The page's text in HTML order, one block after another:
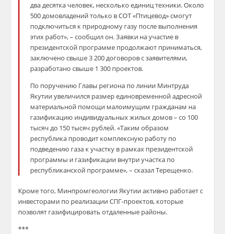
два десятка человек, несколько единиц техники. Около
500 домовладений только в СОТ «Птицевод» смогут
подключиться к природному газу после выполнения
этих работ», – сообщил он.Заявки на участие в
президентской программе продолжают приниматься,
заключено свыше 3 200 договоров с заявителями,
разработано свыше 1 300 проектов.
По поручению Главы региона по линии Минтруда
Якутии увеличился размер единовременной адресной
материальной помощи малоимущим гражданам на
газификацию индивидуальных жилых домов – со 100
тысяч до 150 тысяч рублей. «Таким образом
республика проводит комплексную работу по
подведению газа к участку в рамках президентской
программы и газификации внутри участка по
республиканской программе», – сказал Терещенко.
Кроме того, Минпромгеологии Якутии активно работаетс
инвесторами по реализации СПГ-проектов, которые
позволят газифицировать отдаленные районы.
***